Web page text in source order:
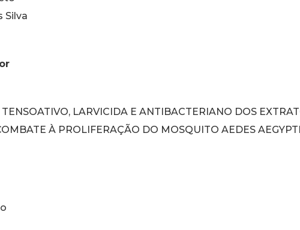
Silva
LARVICIDA E ANTIBACTERIANO DOS
À PROLIFERAÇÃO DO MOSQUITO AEDES